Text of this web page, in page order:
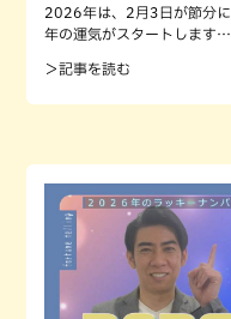
2026年は、2月3日が節分
年の運気がスタートします…
＞記事を読む